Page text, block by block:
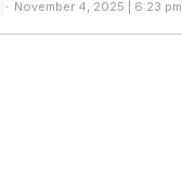
November 4, 2025 | 6:23 pm